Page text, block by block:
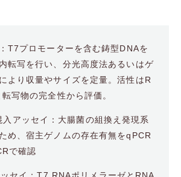
T7プロモーターを含む鋳型DNAを
転写を行い、分光高度法あるいはゲ
より収量やサイズを定量。活性はR
写物の完全性から評価。
アッセイ：大腸菌の組換え発現系
め、宿主ゲノムの存在有無をqPCR
で確認